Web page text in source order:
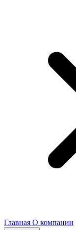
Главная О компании